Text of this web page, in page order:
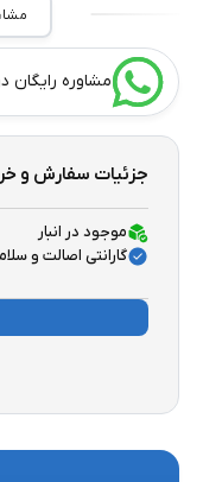
مشاوره رایگان
جزئیات سفارش و
موجود در انبار
گارانتی اصالت و